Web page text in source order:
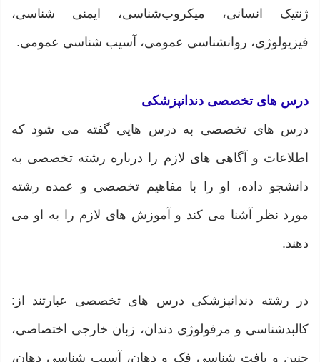
ژنتیک انسانی، میکروب‌شناسی، ایمنی شناسی،
فیزیولوژی، روانشناسی عمومی، آسیب شناسی عمومی.
درس های تخصصی دندانپزشکی
درس های تخصصی به درس هایی گفته می شود که
اطلاعات و آگاهی های لازم را درباره رشته تخصصی به
دانشجو داده، او را با مفاهیم تخصصی و عمده رشته
مورد نظر آشنا می کند و آموزش های لازم را به او می
دهند.
در رشته دندانپزشکی درس های تخصصی عبارتند از:
کالبدشناسی و مرفولوژی دندان، زبان خارجی اختصاصی،
جنین و بافت شناسی فک و دهان، آسیب شناسی دهان،